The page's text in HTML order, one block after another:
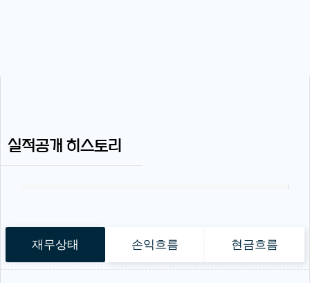
실적공개 히스토리
재무상태 손익흐름 현금흐름